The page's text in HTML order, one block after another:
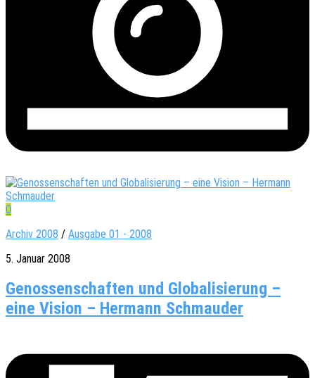
0
Archiv 2008 / Ausgabe 01 - 2008
5. Januar 2008
Genossenschaften und Globalisierung –
eine Vision – Hermann Schmauder